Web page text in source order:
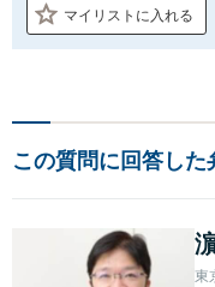
マイリストに入れる
この質問に回答した
東